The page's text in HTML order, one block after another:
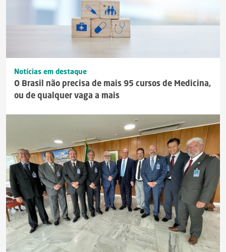
Notícias em destaque
O Brasil não precisa de mais 95 cursos de Medicina,
ou de qualquer vaga a mais